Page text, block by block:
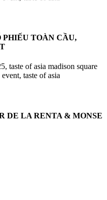
PHIẾU TOÀN CẦU,
DE LA RENTA & MONSE